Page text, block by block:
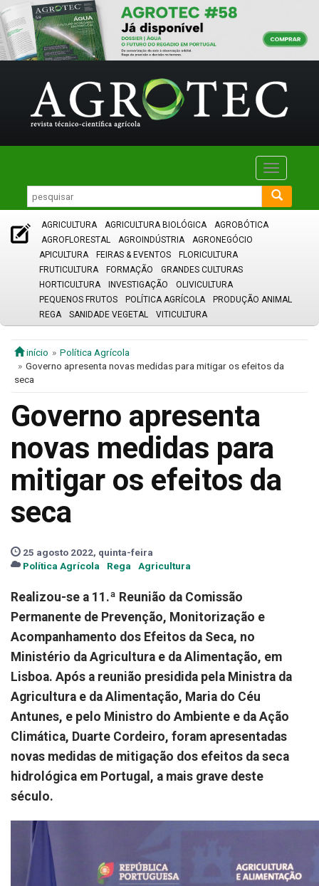
Toggle
AGRICULTURA AGRICULTURA BIOLÓGICA
AGROBÓTICA
AGROFLORESTAL
AGROINDÚSTRIA
AGRONEGÓCIO
APICULTURA
FEIRAS & EVENTOS
FLORICULTURA
FRUTICULTURA
FORMAÇÃO
GRANDES CULTURAS
HORTICULTURA
INVESTIGAÇÃO
OLIVICULTURA
PEQUENOS FRUTOS
POLÍTICA AGRÍCOLA
PRODUÇÃO ANIMAL
REGA
SANIDADE VEGETAL VITICULTURA
início
Política Agrícola
Governo apresenta novas medidas para mitigar os efeitos da
seca
Governo apresenta
novas medidas para
mitigar os efeitos da
seca
25 agosto 2022, quinta-feira
Política Agrícola
Rega Agricultura
Realizou-se a 11.ª Reunião da Comissão
Permanente de Prevenção, Monitorização e
Acompanhamento dos Efeitos da Seca, no
Ministério da Agricultura e da Alimentação, em
Lisboa. Após a reunião presidida pela Ministra da
Agricultura e da Alimentação, Maria do Céu
Antunes, e pelo Ministro do Ambiente e da Ação
Climática, Duarte Cordeiro, foram apresentadas
novas medidas de mitigação dos efeitos da seca
hidrológica em Portugal, a mais grave deste
século.